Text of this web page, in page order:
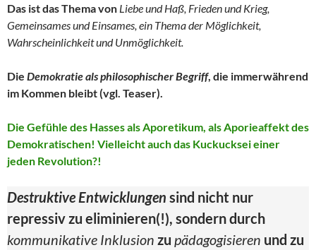
Das ist das Thema von Liebe und Haß, Frieden und Krieg,
Gemeinsames und Einsames, ein Thema der Möglichkeit,
Wahrscheinlichkeit und Unmöglichkeit.
Die Demokratie als philosophischer Begriff, die immerwährend
im Kommen bleibt (vgl. Teaser).
Die Gefühle des Hasses als Aporetikum, als Aporieaffekt des
Demokratischen! Vielleicht auch das Kuckucksei einer
jeden Revolution?!
Destruktive Entwicklungen sind nicht nur
repressiv zu eliminieren(!), sondern durch
kommunikative Inklusion zu pädagogisieren und zu